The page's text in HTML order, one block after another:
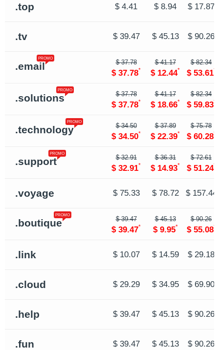
.top $ 4.41 $ 8.94 $ 17.87
.tv $ 39.47 $ 45.13 $ 90.26
.email
PROMO
$ 37.78
$ 37.78*
$ 41.17
$ 12.44*
$ 82.34
$ 53.61*
.solutions
PROMO
$ 37.78
$ 37.78*
$ 41.17
$ 18.66*
$ 82.34
$ 59.83*
.technology
PROMO
$ 34.50
$ 34.50*
$ 37.89
$ 22.39*
$ 75.78
$ 60.28*
.support
PROMO
$ 32.91
$ 32.91*
$ 36.31
$ 14.93*
$ 72.61
$ 51.24*
.voyage $ 75.33 $ 78.72 $ 157.44
.boutique
PROMO
$ 39.47
$ 39.47*
$ 45.13
$ 9.95*
$ 90.26
$ 55.08*
.link $ 10.07 $ 14.59 $ 29.18
.cloud $ 29.29 $ 34.95 $ 69.90
.help $ 39.47 $ 45.13 $ 90.26
.fun $ 39.47 $ 45.13 $ 90.26